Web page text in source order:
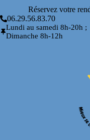
Réservez votre
06.29.56.83.70
Lundi au samedi 8h-20h ;
Dimanche 8h-12h